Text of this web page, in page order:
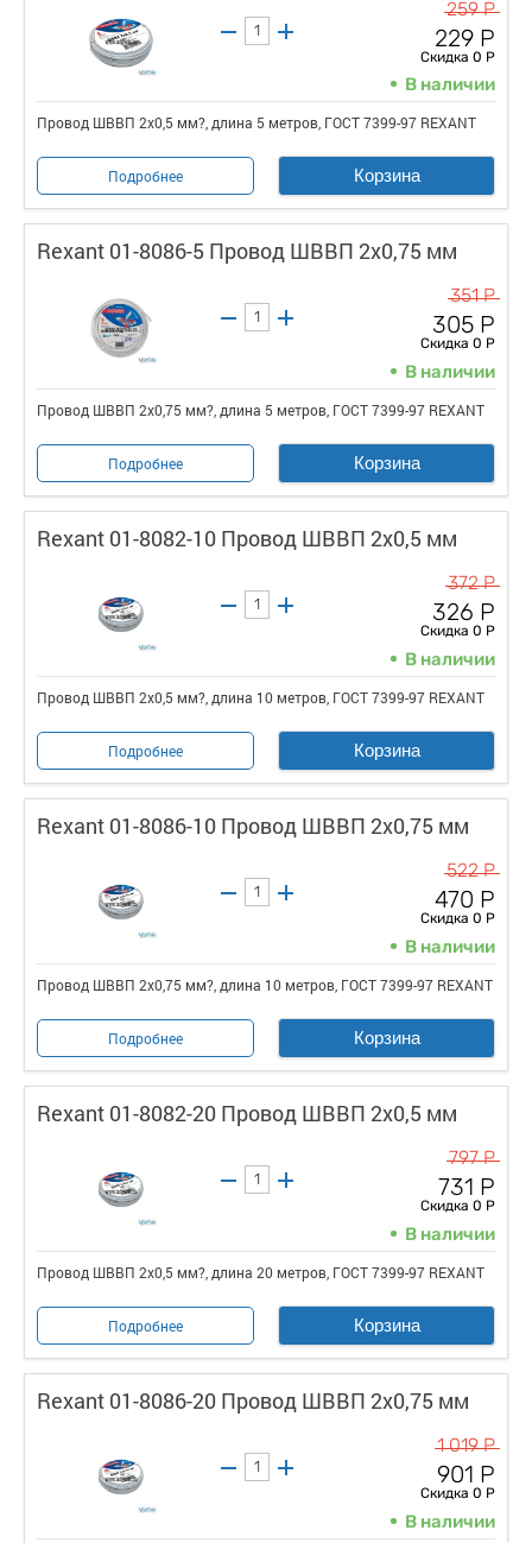
259 Р
229 Р
Скидка 0 Р
В наличии
Провод ШВВП 2х0,5 мм?, длина 5 метров, ГОСТ 7399-97 REXANT
Подробнее Корзина
Rexant 01-8086-5 Провод ШВВП 2х0,75 мм
351 Р
305 Р
Скидка 0 Р
В наличии
Провод ШВВП 2х0,75 мм?, длина 5 метров, ГОСТ 7399-97 REXANT
Подробнее Корзина
Rexant 01-8082-10 Провод ШВВП 2х0,5 мм
372 Р
326 Р
Скидка 0 Р
В наличии
Провод ШВВП 2х0,5 мм?, длина 10 метров, ГОСТ 7399-97 REXANT
Подробнее Корзина
Rexant 01-8086-10 Провод ШВВП 2х0,75 мм
522 Р
470 Р
Скидка 0 Р
В наличии
Провод ШВВП 2х0,75 мм?, длина 10 метров, ГОСТ 7399-97 REXANT
Подробнее Корзина
Rexant 01-8082-20 Провод ШВВП 2х0,5 мм
797 Р
731 Р
Скидка 0 Р
В наличии
Провод ШВВП 2х0,5 мм?, длина 20 метров, ГОСТ 7399-97 REXANT
Подробнее Корзина
Rexant 01-8086-20 Провод ШВВП 2х0,75 мм
1 019 Р
901 Р
Скидка 0 Р
В наличии